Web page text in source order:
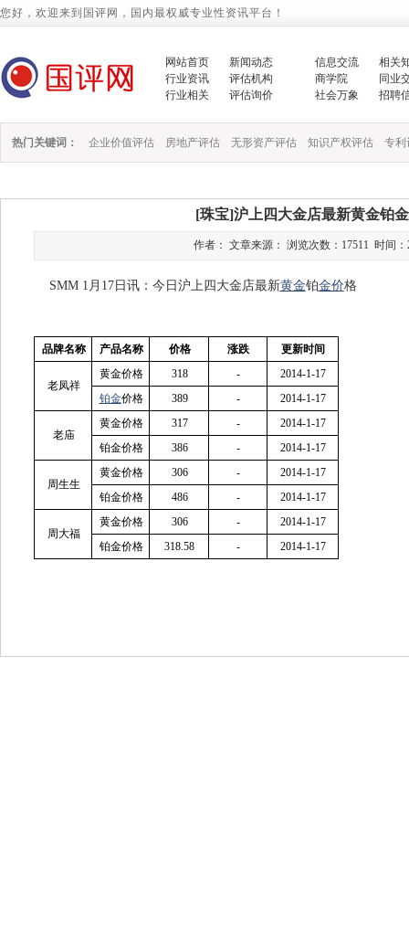
您好，欢迎来到国评网，国内最权威专业性资讯平台！
网站首页
新闻动态
行业资讯
评估机构
行业相关
评估询价
信息交流
相关
商学院
同业
社会万象
招聘
热门关键词： 企业价值评估 房地产评估 无形资产评估 知识产权评估 专利
[珠宝]沪上四大金店最新黄金铂
作者： 文章来源： 浏览次数：17511 时间：
SMM 1月17日讯：今日沪上四大金店最新黄金铂金价格
品牌名称 产品名称 价格 涨跌 更新时间
老凤祥
黄金价格 318 -
2014-1-17
铂金价格 389 - 2014-1-17
老庙
黄金价格 317 -
2014-1-17
铂金价格
386 - 2014-1-17
周生生
黄金价格 306 -
2014-1-17
铂金价格
486 - 2014-1-17
周大福
黄金价格 306 -
2014-1-17
铂金价格
318.58 - 2014-1-17